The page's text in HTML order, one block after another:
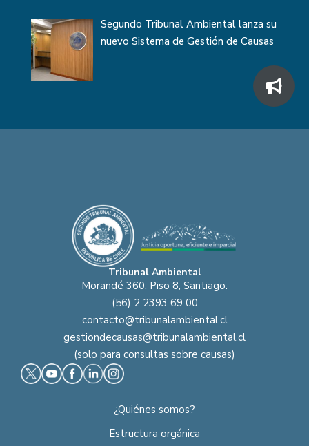
Segundo Tribunal Ambiental lanza su
nuevo Sistema de Gestión de Causas
Tribunal Ambiental
Morandé 360, Piso 8, Santiago.
(56) 2 2393 69 00
contacto@tribunalambiental.cl
gestiondecausas@tribunalambiental.cl
(solo para consultas sobre causas)
¿Quiénes somos?
Estructura orgánica